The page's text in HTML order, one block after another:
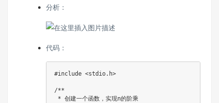
分析：
代码：
#include <stdio.h>
/**
* 创建一个函数，实现n的阶乘